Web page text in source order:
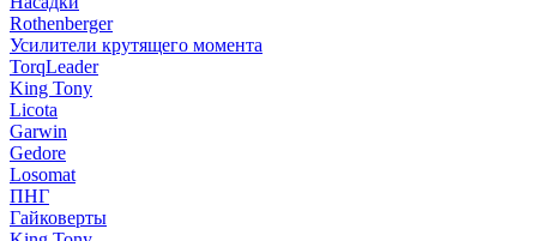
Rothenberger
Усилители крутящего момента
TorqLeader
King Tony
Licota
Garwin
Gedore
Losomat
ПНГ
Гайковерты